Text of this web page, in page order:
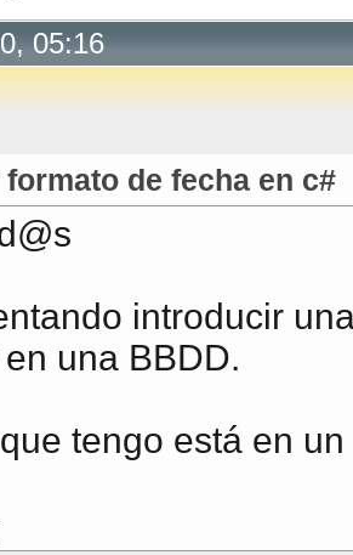
05:16
de fecha en c#
introducir
una BBDD.
tengo está en